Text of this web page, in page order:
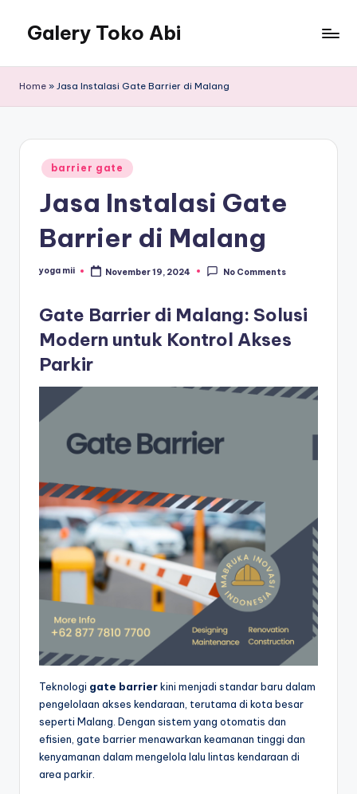
Galery Toko Abi
Home » Jasa Instalasi Gate Barrier di Malang
Posted
in
barrier gate
Jasa Instalasi Gate
Barrier di Malang
Posted
yoga mii November 19, 2024 No Comments
Gate Barrier di Malang: Solusi
Modern untuk Kontrol Akses
Parkir
Teknologi gate barrierkini menjadi standar baru dalam
pengelolaan akses kendaraan, terutama di kota besar
seperti Malang. Dengan sistem yang otomatis dan
efisien, gate barrier menawarkan keamanan tinggi dan
kenyamanan dalam mengelola lalu lintas kendaraan di
area parkir.